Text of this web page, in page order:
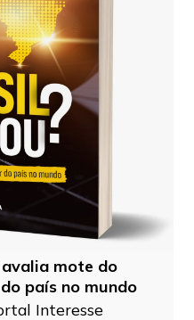
avalia mote do
país no mundo
Interesse